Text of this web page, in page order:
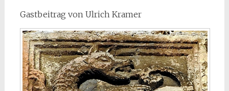
Gastbeitrag von Ulrich Kramer